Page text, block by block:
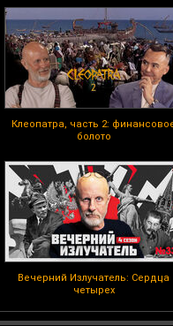
Клеопатра, часть 2:
болото
Вечерний Излучатель: Сердца
четырех